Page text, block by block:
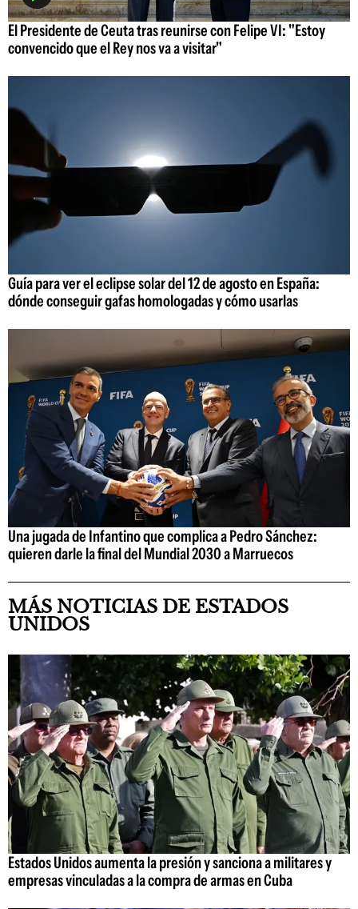
El Presidente de Ceuta tras reunirse con Felipe VI: "Estoy
convencido que el Rey nos va a visitar"
Guía para ver el eclipse solar del 12 de agosto en España:
dónde conseguir gafas homologadas y cómo usarlas
Una jugada de Infantino que complica a Pedro Sánchez:
quieren darle la final del Mundial 2030 a Marruecos
MÁS NOTICIAS DE ESTADOS
UNIDOS
Estados Unidos aumenta la presión y sanciona a militares y
empresas vinculadas a la compra de armas en Cuba